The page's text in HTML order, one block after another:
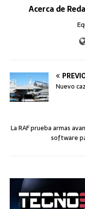
Acerca de
Nuevo
La RAF prueba armas
software